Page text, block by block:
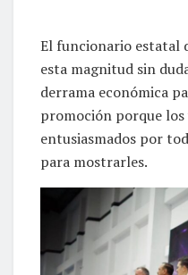
El funcionario estatal
esta magnitud sin
derrama económica
promoción porque los
entusiasmados por
para mostrarles.